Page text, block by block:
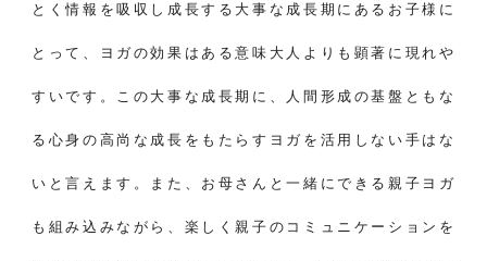
とく情報を吸収し成長する大事な成長期にあるお子様に
とって、ヨガの効果はある意味大人よりも顕著に現れや
すいです。この大事な成長期に、人間形成の基盤ともな
る心身の高尚な成長をもたらすヨガを活用しない手はな
いと言えます。また、お母さんと一緒にできる親子ヨガ
も組み込みながら、楽しく親子のコミュニケーションを